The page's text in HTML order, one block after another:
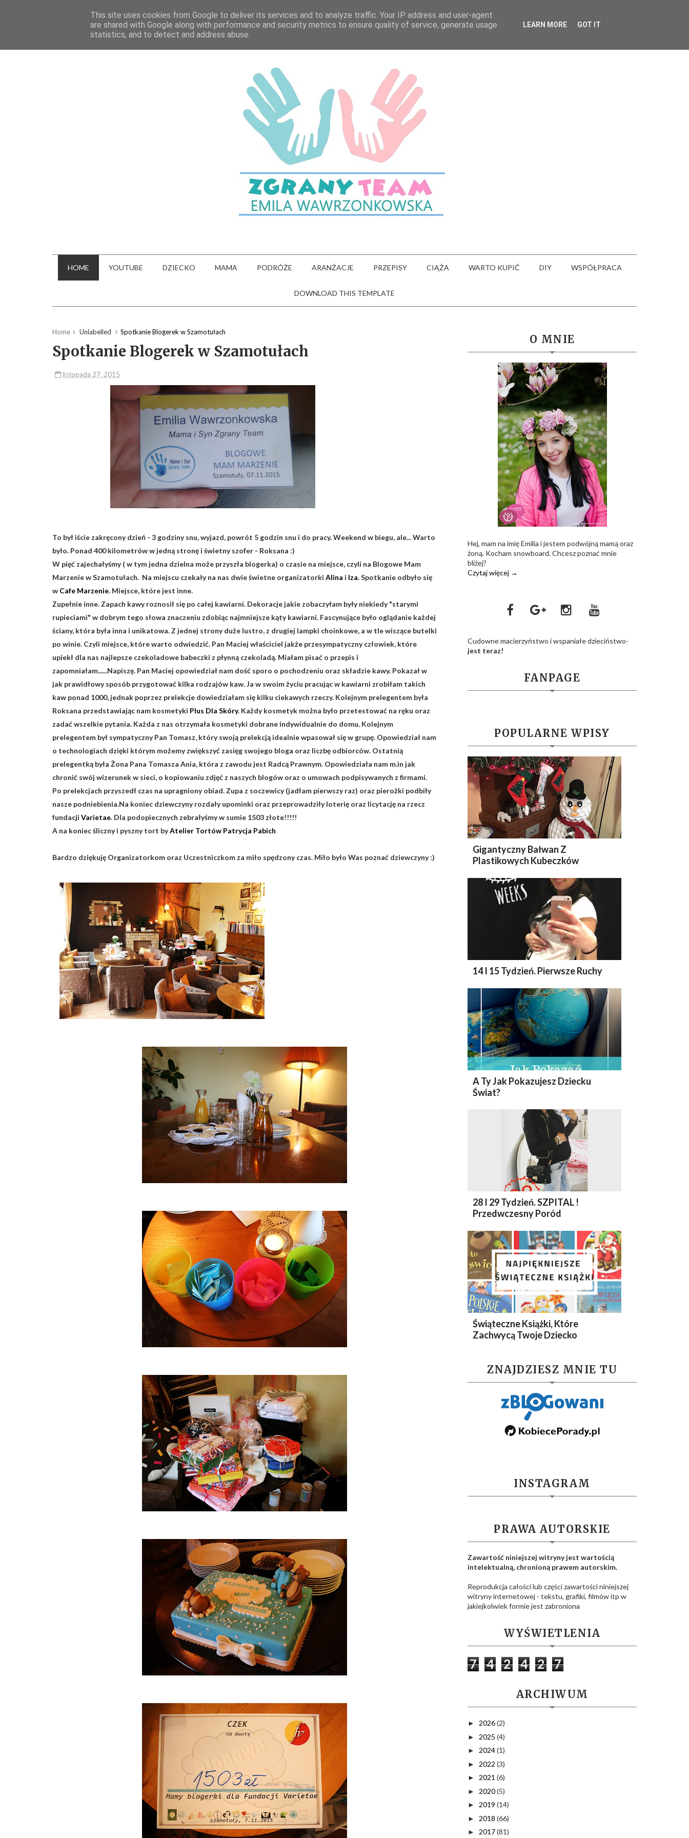
HOME YOUTUBE DZIECKO MAMA PODRÓŻE ARANŻACJE PRZEPISY CIĄŻA WARTO KUPIĆ DIY WSPÓŁPRACA
DOWNLOAD THIS TEMPLATE
Home Unlabelled Spotkanie Blogerek w Szamotułach
Spotkanie Blogerek w Szamotułach
listopada 27, 2015
To był iście zakręcony dzień - 3 godziny snu, wyjazd, powrót 5 godzin snu i do pracy. Weekend w biegu, ale... Warto
było. Ponad 400 kilometrów w jedną stronę i świetny szofer - Roksana :)
W pięć zajechałyśmy ( w tym jedna dzielna może przyszła blogerka) o czasie na miejsce, czyli na Blogowe Mam
Marzenie w Szamotułach. Na miejscu czekały na nas dwie świetne organizatorki Alina i Iza. Spotkanie odbyło się
w Cafe Marzenie. Miejsce, które jest inne.
Zupełnie inne. Zapach kawy roznosił się po całej kawiarni. Dekoracje jakie zobaczyłam były niekiedy "starymi
rupieciami" w dobrym tego słowa znaczeniu zdobiąc najmniejsze kąty kawiarni. Fascynujące było oglądanie każdej
ściany, która była inna i unikatowa. Z jednej strony duże lustro, z drugiej lampki choinkowe, a w tle wiszące butelki
po winie. Czyli miejsce, które warto odwiedzić. Pan Maciej właściciel jakże przesympatyczny człowiek, które
upiekł dla nas najlepsze czekoladowe babeczki z płynną czekoladą. Miałam pisać o przepis i
zapomniałam......Napiszę. Pan Maciej opowiedział nam dość sporo o pochodzeniu oraz składzie kawy. Pokazał w
jak prawidłowy sposób przygotować kilka rodzajów kaw. Ja w swoim życiu pracując w kawiarni zrobiłam takich
kaw ponad 1000, jednak poprzez prelekcje dowiedziałam się kilku ciekawych rzeczy. Kolejnym prelegentem była
Roksana przedstawiając nam kosmetyki Plus Dla Skóry. Każdy kosmetyk można było przetestować na ręku oraz
zadać wszelkie pytania. Każda z nas otrzymała kosmetyki dobrane indywidualnie do domu. Kolejnym
prelegentem był sympatyczny Pan Tomasz, który swoją prelekcją idealnie wpasował się w grupę. Opowiedział nam
o technologiach dzięki którym możemy zwiększyć zasięg swojego bloga oraz liczbę odbiorców. Ostatnią
prelegentką była Żona Pana Tomasza Ania, która z zawodu jest Radcą Prawnym. Opowiedziała nam m.in jak
chronić swój wizerunek w sieci, o kopiowaniu zdjęć z naszych blogów oraz o umowach podpisywanych z firmami.
Po prelekcjach przyszedł czas na upragniony obiad. Zupa z soczewicy (jadłam pierwszy raz) oraz pierożki podbiły
nasze podniebienia.Na koniec dziewczyny rozdały upominki oraz przeprowadziły loterię oraz licytację na rzecz
fundacji Varietae. Dla podopiecznych zebrałyśmy w sumie 1503 złote!!!!!
A na koniec śliczny i pyszny tort byAtelier Tortów Patrycja Pabich
Bardzo dziękuję Organizatorkom oraz Uczestniczkom za miło spędzony czas. Miło było Was poznać dziewczyny :)
O MNIE
Hej, mam na imię Emilia i jestem podwójną mamą oraz
żoną. Kocham snowboard. Chcesz poznać mnie
bliżej?
Czytaj więcej →
Cudowne macierzyństwo i wspaniałe dzieciństwo-
jest teraz!
FANPAGE
POPULARNE WPISY
Gigantyczny Bałwan Z
Plastikowych Kubeczków
14 I 15 Tydzień. Pierwsze Ruchy
A Ty Jak Pokazujesz Dziecku
Świat?
28 I 29 Tydzień. SZPITAL !
Przedwczesny Poród
Świąteczne Książki, Które
Zachwycą Twoje Dziecko
ZNAJDZIESZ MNIE TU
INSTAGRAM
PRAWA AUTORSKIE
Zawartość niniejszej witryny jest wartością
intelektualną, chronioną prawem autorskim.
Reprodukcja całości lub części zawartości niniejszej
witryny internetowej - tekstu, grafiki, filmów itp w
jakiejkolwiek formie jest zabroniona
WYŚWIETLENIA
7 4 2 4 2 7
ARCHIWUM
► 2026(2)
► 2025 (4)
► 2024(1)
► 2022 (3)
► 2021 (6)
► 2020(5)
► 2019 (14)
► 2018 (66)
► 2017(81)
This site uses cookies from Google to deliver its services and to analyze traffic. Your IP address and user-agent
are shared with Google along with performance and security metrics to ensure quality of service, generate usage
statistics, and to detect and address abuse.
LEARN MORE GOT IT